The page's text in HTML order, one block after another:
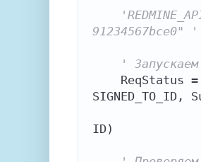
91234567bce0"
'
SIGNED_TO_ID,
ID)